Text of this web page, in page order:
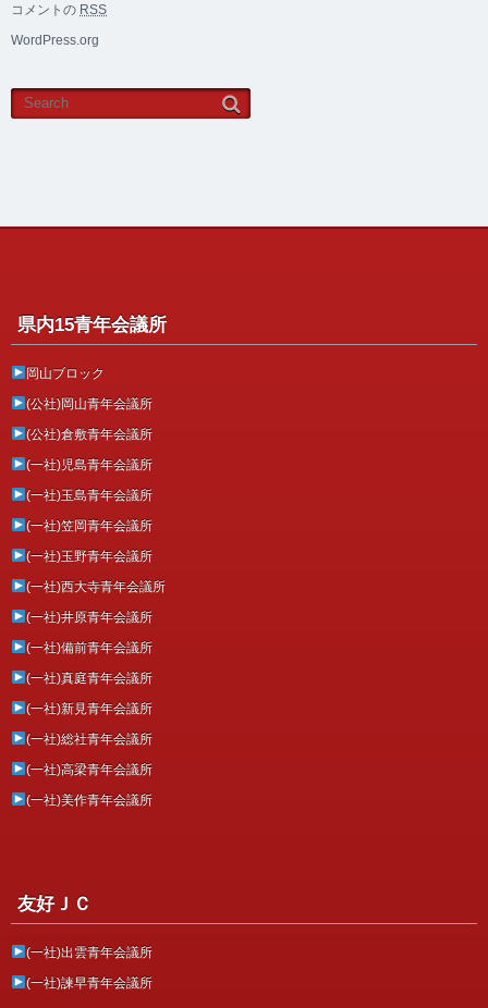
コメントの RSS
WordPress.org
県内15青年会議所
岡山ブロック
(公社)岡山青年会議所
(公社)倉敷青年会議所
(一社)児島青年会議所
(一社)玉島青年会議所
(一社)笠岡青年会議所
(一社)玉野青年会議所
(一社)西大寺青年会議所
(一社)井原青年会議所
(一社)備前青年会議所
(一社)真庭青年会議所
(一社)新見青年会議所
(一社)総社青年会議所
(一社)高梁青年会議所
(一社)美作青年会議所
友好ＪＣ
(一社)出雲青年会議所
(一社)諫早青年会議所